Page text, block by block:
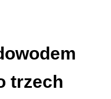
trzech